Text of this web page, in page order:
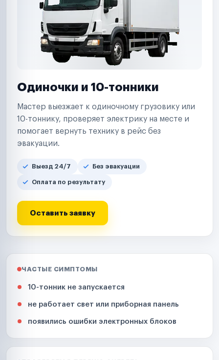
Одиночки и 10-тонники
Мастер выезжает к одиночному грузовику или
10-тоннику, проверяет электрику на месте и
помогает вернуть технику в рейс без
эвакуации.
Выезд 24/7 Без эвакуации
Оплата по результату
Оставить заявку
ЧАСТЫЕ СИМПТОМЫ
10-тонник не запускается
не работает свет или приборная панель
появились ошибки электронных блоков